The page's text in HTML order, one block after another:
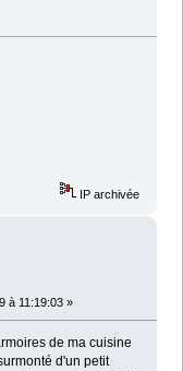
IP archivée
à 11:19:03 »
de ma cuisine
d'un petit